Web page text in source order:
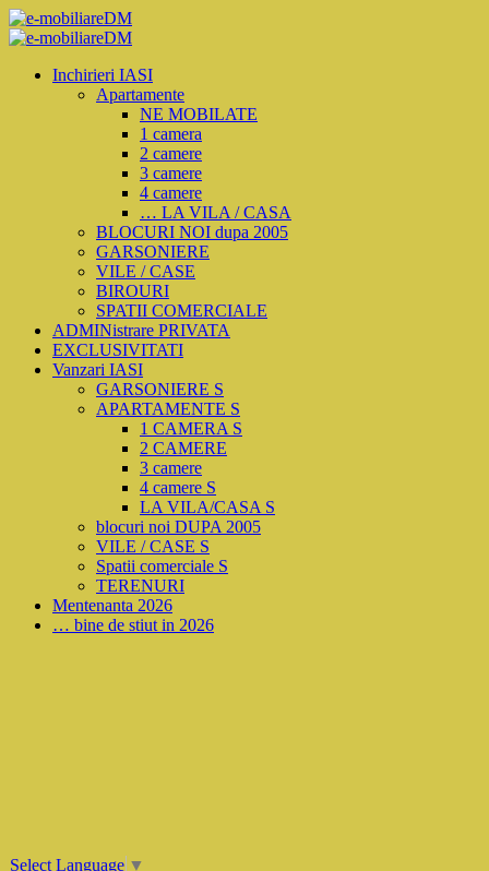
Inchirieri IASI
Apartamente
NE MOBILATE
1 camera
2 camere
3 camere
4 camere
… LA VILA / CASA
BLOCURI NOI dupa 2005
GARSONIERE
VILE / CASE
BIROURI
SPATII COMERCIALE
ADMINistrare PRIVATA
EXCLUSIVITATI
Vanzari IASI
GARSONIERE S
APARTAMENTE S
1 CAMERA S
2 CAMERE
3 camere
4 camere S
LA VILA/CASA S
blocuri noi DUPA 2005
VILE / CASE S
Spatii comerciale S
TERENURI
Mentenanta 2026
… bine de stiut in 2026
Select Language ▼